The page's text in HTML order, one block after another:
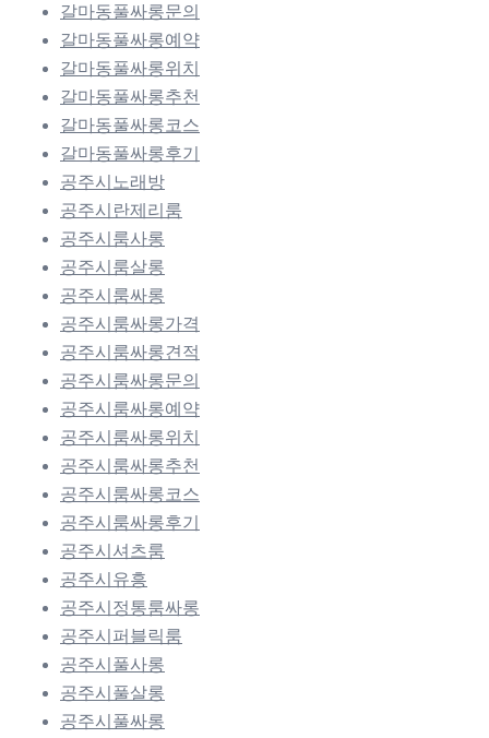
갈마동풀싸롱문의
갈마동풀싸롱예약
갈마동풀싸롱위치
갈마동풀싸롱추천
갈마동풀싸롱코스
갈마동풀싸롱후기
공주시노래방
공주시란제리룸
공주시룸사롱
공주시룸살롱
공주시룸싸롱
공주시룸싸롱가격
공주시룸싸롱견적
공주시룸싸롱문의
공주시룸싸롱예약
공주시룸싸롱위치
공주시룸싸롱추천
공주시룸싸롱코스
공주시룸싸롱후기
공주시셔츠룸
공주시유흥
공주시정통룸싸롱
공주시퍼블릭룸
공주시풀사롱
공주시풀살롱
공주시풀싸롱